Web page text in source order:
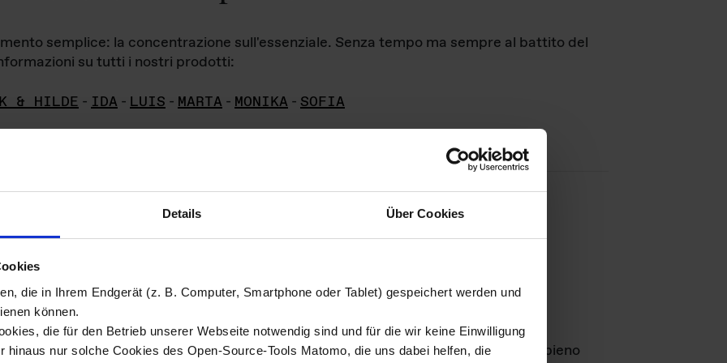
Details Über Cookies
die in Ihrem Endgerät (z. B. Computer, Smartphone oder Tablet) gespeichert werden und
können.
die für den Betrieb unserer Webseite notwendig sind und für die wir keine Einwilligung
hinaus nur solche Cookies des Open-Source-Tools Matomo, die uns dabei helfen, die
semplice: la concentrazione sull'essenziale. Senza tempo ma sempre al battito del
su tutti i nostri prodotti:
& HILDE - IDA - LUIS - MARTA - MONIKA - SOFIA
di immagini
materiale fotografico sono detenuti daDas ganze LebenGmbH e rimangono in pieno